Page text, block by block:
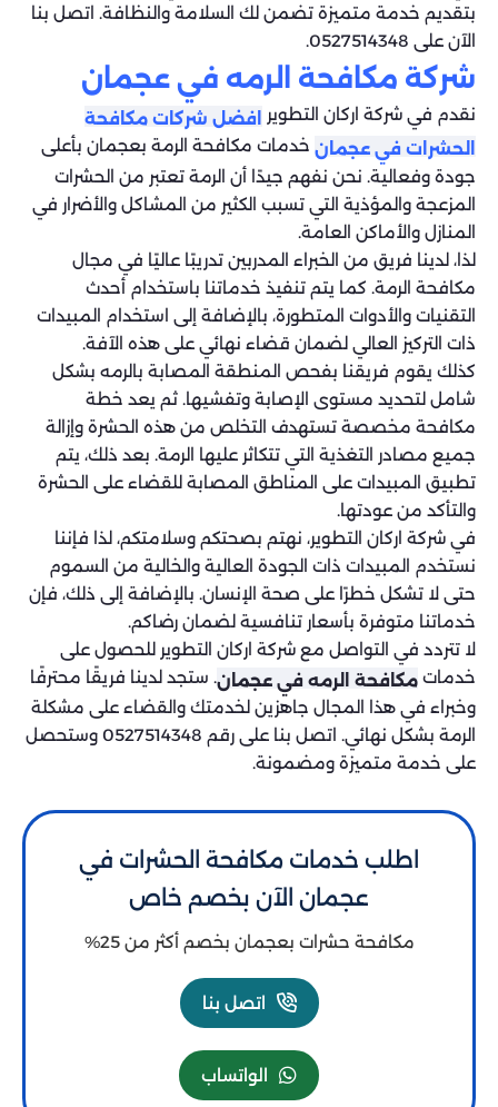
بتقديم خدمة متميزة تضمن لك السلامة والنظافة. اتصل بنا
الآن على 0527514348.
شركة مكافحة الرمه في عجمان
نقدم في شركة اركان التطوير افضل شركات مكافحة
الحشرات في عجمان خدمات مكافحة الرمة بعجمان بأعلى
جودة وفعالية. نحن نفهم جيدًا أن الرمة تعتبر من الحشرات
المزعجة والمؤذية التي تسبب الكثير من المشاكل والأضرار في
المنازل والأماكن العامة.
لذا، لدينا فريق من الخبراء المدربين تدريبًا عاليًا في مجال
مكافحة الرمة. كما يتم تنفيذ خدماتنا باستخدام أحدث
التقنيات والأدوات المتطورة، بالإضافة إلى استخدام المبيدات
ذات التركيز العالي لضمان قضاء نهائي على هذه الآفة.
كذلك يقوم فريقنا بفحص المنطقة المصابة بالرمه بشكل
شامل لتحديد مستوى الإصابة وتفشيها. ثم يعد خطة
مكافحة مخصصة تستهدف التخلص من هذه الحشرة وإزالة
جميع مصادر التغذية التي تتكاثر عليها الرمة. بعد ذلك، يتم
تطبيق المبيدات على المناطق المصابة للقضاء على الحشرة
والتأكد من عودتها.
في شركة اركان التطوير، نهتم بصحتكم وسلامتكم، لذا فإننا
نستخدم المبيدات ذات الجودة العالية والخالية من السموم
حتى لا تشكل خطرًا على صحة الإنسان. بالإضافة إلى ذلك، فإن
خدماتنا متوفرة بأسعار تنافسية لضمان رضاكم.
لا تتردد في التواصل مع شركة اركان التطوير للحصول على
خدمات مكافحة الرمه في عجمان. ستجد لدينا فريقًا محترفًا
وخبراء في هذا المجال جاهزين لخدمتك والقضاء على مشكلة
الرمة بشكل نهائي. اتصل بنا على رقم 0527514348 وستحصل
على خدمة متميزة ومضمونة.
اطلب خدمات مكافحة الحشرات في
عجمان الآن بخصم خاص
مكافحة حشرات بعجمان بخصم أكثر من 25%
اتصل بنا
الواتساب